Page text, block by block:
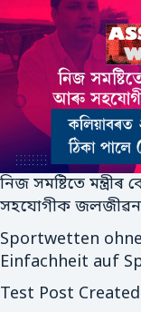
নিজ সমষ্টিতে
সহযোগীক
Sportwetten
Einfachheit auf
Test Post Created